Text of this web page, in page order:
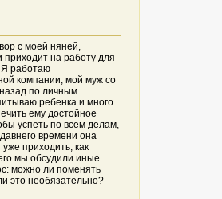
с моей няней,
приходит на работу для
работаю
компании, мой муж со
по личным
ребенка и много
ему достойное
успеть по всем делам,
времени она
приходить, как
мы обсудили иные
можно ли поменять
это необязательно?